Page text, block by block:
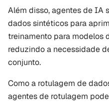
Além disso, agentes de IA
dados sintéticos para
treinamento para modelos
reduzindo a necessidade
conjunto.
Como a rotulagem de
agentes de rotulagem